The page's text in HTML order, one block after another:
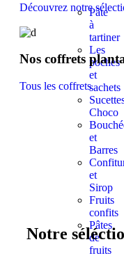
Pâte
à
tartiner
Les
poches
et
sachets
Choco
et
Barres
et
Sirop
Fruits
confits
Pâtes
de
fruits
Découvrez notre
Nos coffrets
Tous les coffrets
Notre